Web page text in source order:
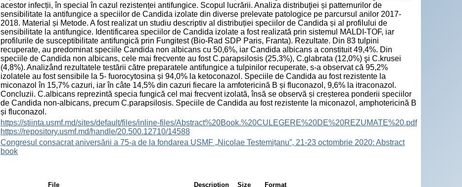
acestor infecții, în special în cazul rezistenței antifungice. Scopul lucrării. Analiza distribuţiei și patternurilor de
sensibilitate la antifungice a speciilor de Candida izolate din diverse prelevate patologice pe parcursul anilor 2017-
2018. Material și Metode. A fost realizat un studiu descriptiv al distribuției speciilor de Candida și al profilului de
sensibilitate la antifungice. Identificarea speciilor de Candida izolate a fost realizată prin sistemul MALDI-TOF, iar
profilurile de susceptibilitate antifungică prin Fungitest (Bio-Rad SDP Paris, Franta). Rezultate. Din 83 tulpini
recuperate, au predominat speciile Candida non albicans cu 50,6%, iar Candida albicans a constituit 49,4%. Din
speciile de Candida non albicans, cele mai frecvente au fost C.parapsilosis (25,3%), C.glabrata (12,0%) şi C.krusei
(4,8%). Analizând rezultatele testării către preparatele antifungice a tulpinilor recuperate, s-a observat că 95,2%
izolatele au fost sensibile la 5- fuorocytosina și 94,0% la ketoconazol. Speciile de Candida au fost rezistente la
miconazol în 15,7% cazuri, iar în câte 14,5% din cazuri fiecare la amfotericină B și fluconazol, 9,6% la itraconazol.
Concluzii. C.albicans reprezintă specia fungică cel mai frecvent izolată, însă se observă și creșterea ponderii speciilor
de Candida non-albicans, precum C.parapsilosis. Speciile de Candida au fost rezistente la miconazol, amphotericină B
și fluconazol.
https://stiinta.usmf.md/sites/default/files/inline-files/Abstract%20Book.%20CULEGERE%20DE%20REZUMATE%20.pdf
https://repository.usmf.md/handle/20.500.12710/14588
Congresul consacrat aniversării a 75-a de la fondarea USMF „Nicolae Testemițanu”, 21-23 octombrie 2020: Abstract
book
File Description Size Format